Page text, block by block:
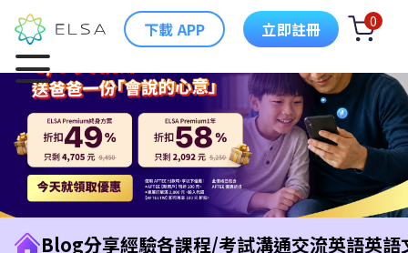
下載 APP 立即註冊 0
Blog分享經驗各課程/考試溝通交流英語英語